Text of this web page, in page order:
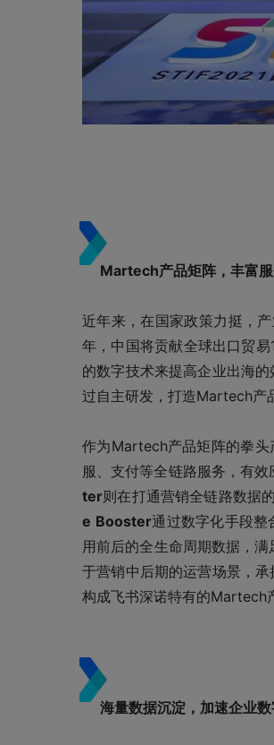
Martech产品矩阵，丰富
近年来，在国家政策力挺，
年，中国将贡献全球出口贸
的数字技术来提高企业出海
过自主研发，打造Martech产
作为Martech产品矩阵的拳头
服、支付等全链路服务，有
ter则在打通营销全链路数据
e Booster通过数字化手段整
用前后的全生命周期数据，
于营销中后期的运营场景，
构成飞书深诺特有的Martech
海量数据沉淀，加速企业